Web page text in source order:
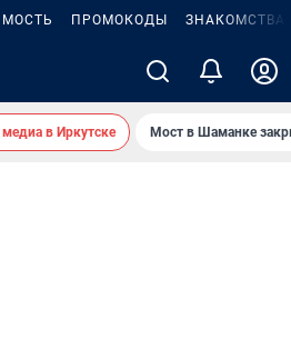
ПРОМОКОДЫ ЗНАКОМСТВА
в Иркутске Мост в Шаманке